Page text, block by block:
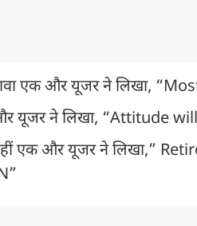
एक और यूजर ने लिखा,
यूजर ने लिखा, “Attitude
एक और यूजर ने लिखा,”